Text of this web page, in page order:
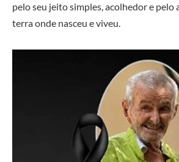
pelo seu jeito simples, acolhedor e pelo
terra onde nasceu e viveu.